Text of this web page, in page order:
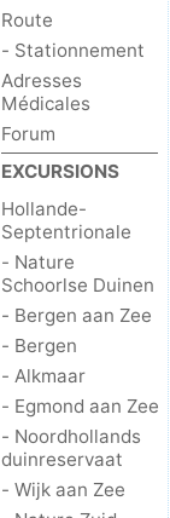
Route
- Stationnement
Adresses
Médicales
Forum
EXCURSIONS
Hollande-
Septentrionale
- Nature
Schoorlse Duinen
- Bergen aan Zee
- Bergen
- Alkmaar
- Egmond aan Zee
- Noordhollands
duinreservaat
- Wijk aan Zee